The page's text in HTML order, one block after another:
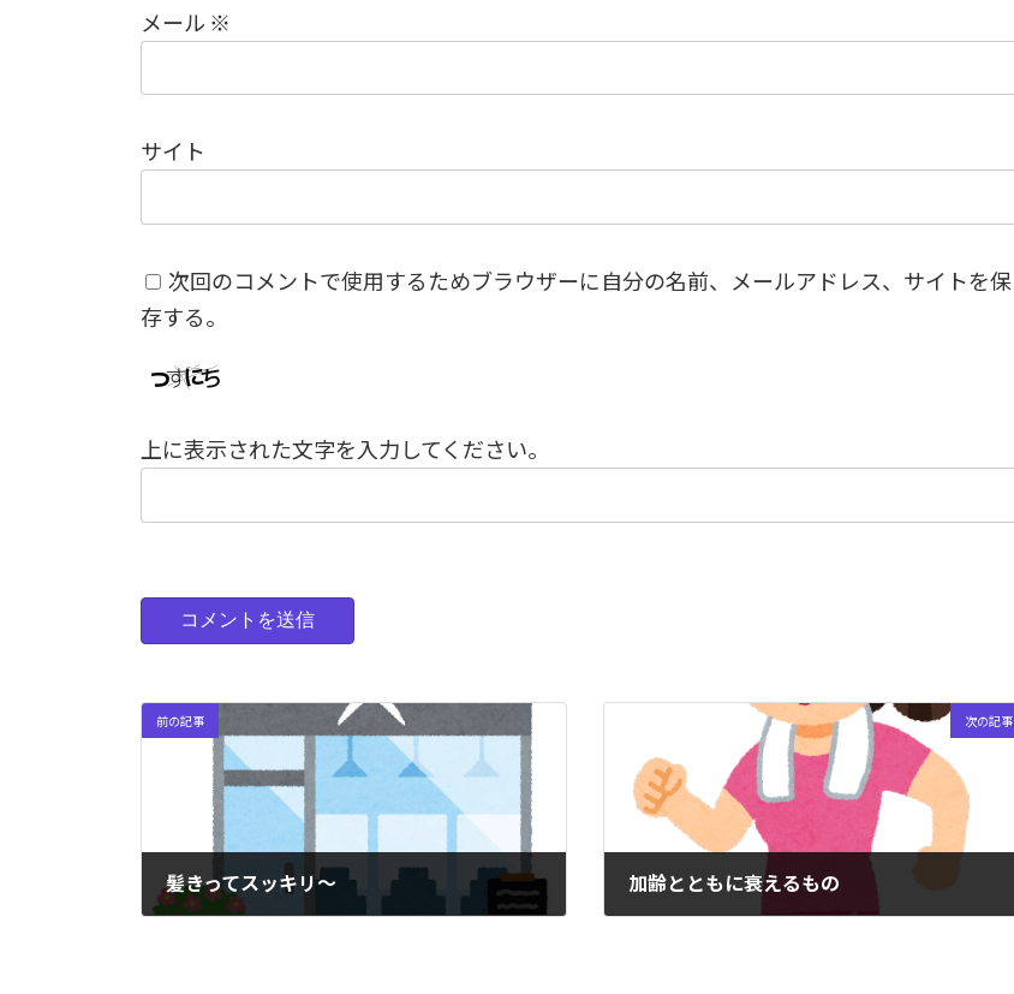
メール ※
サイト
次回のコメントで使用するためブラウザーに自分の名前、メールアドレス、サイトを保
存する。
上に表示された文字を入力してください。
前の記事
髪きってスッキリ〜
次の記事
加齢とともに衰えるもの